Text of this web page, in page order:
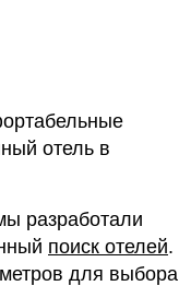
отель в
разработали
поиск отелей.
для выбoра